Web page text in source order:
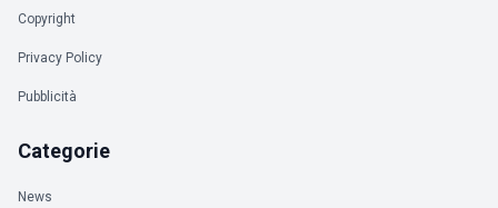
Copyright
Privacy Policy
Pubblicità
Categorie
News